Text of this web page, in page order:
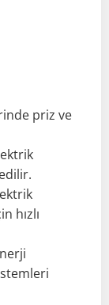
priz ve
hızlı